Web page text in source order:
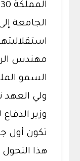
الجامعة
مهندس
السمو
ولي العهد
وزير
تكون أول
هذا